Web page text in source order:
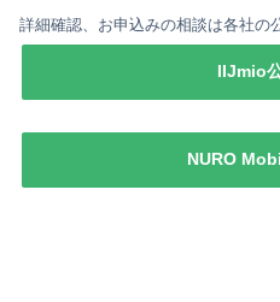
詳細確認、お申込みの相談は各社の
IIJmio
NURO